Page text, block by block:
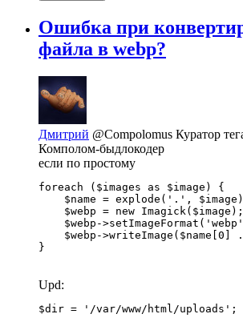
Ошибка при
файла в webp?
Дмитрий @Compolomus Куратор
Комполом-быдлокодер
если по простому
foreach ($images as $image) {
$name = explode('.',
    $webp = new Imagick($image);
$webp-
$webp->writeImage($name[0]
}
Upd:
$dir = '/var/www/html/uploads';